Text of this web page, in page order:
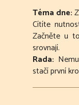
Téma dne:
Cítíte
Začněte u
srovnají.
Rada:
stačí první